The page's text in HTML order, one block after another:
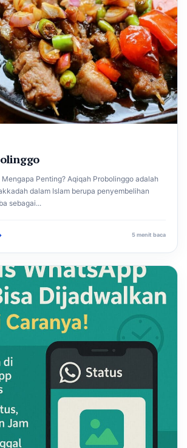
Penting? Aqiqah Probolinggo adalah
dalam Islam berupa penyembelihan
sebagai...
5 menit baca